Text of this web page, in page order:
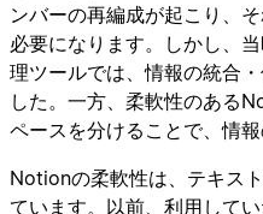
ンバーの再編成が起こり、
必要になります。しかし、
理ツールでは、情報の統合
した。一方、柔軟性のある
ペースを分けることで、情
Notionの柔軟性は、テキス
ています。以前、利用して